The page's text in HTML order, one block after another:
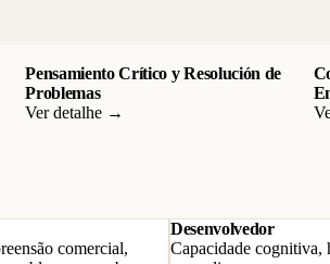
Pensamiento Crítico y Resolución de
Problemas
Ver detalhe →
comercial,
Desenvolvedor
Capacidade cognitiva,